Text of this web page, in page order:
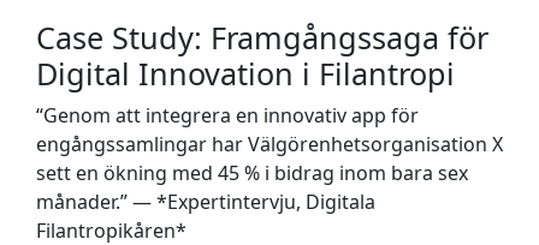
Case Study: Framgångssaga för
Digital Innovation i Filantropi
“Genom att integrera en innovativ app för
engångssamlingar har Välgörenhetsorganisation X
sett en ökning med 45 % i bidrag inom bara sex
månader.” — *Expertintervju, Digitala
Filantropikåren*